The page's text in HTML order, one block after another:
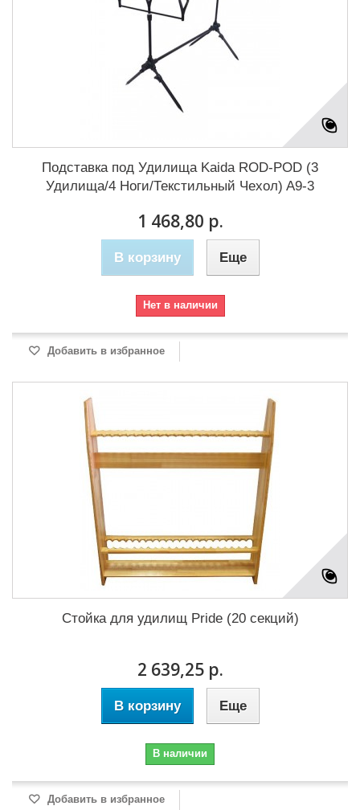
Подставка под Удилища Kaida ROD-POD (3
Удилища/4 Ноги/Текстильный Чехол) A9-3
1 468,80 р.
В корзину Еще
Нет в наличии
Добавить в избранное
Стойка для удилищ Pride (20 секций)
2 639,25 р.
В корзину Еще
В наличии
Добавить в избранное